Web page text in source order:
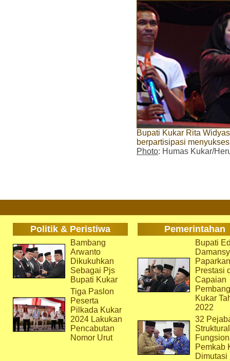
Bupati Kukar Rita
berpartisipasi
Photo: Humas Kukar/
Politik & Peristiwa Pemerintahan
Bambang
Arwanto
Dikukuhkan
Sebagai Pjs
Bupati Kukar
Tiga Paslon
Peserta
Pilkada Kukar
2024 Lakukan
Pencabutan
Nomor Urut
Bupati
Paparkan
Prestasi
Capaian
Kukar
2022
32
Pemkab
Dimutasi